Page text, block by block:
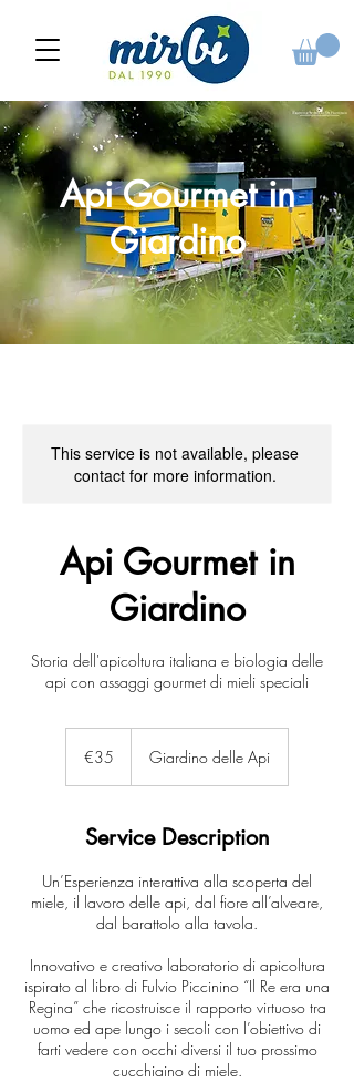
Api Gourmet in
Giardino
This service is not available, please
contact for more information.
Api Gourmet in
Giardino
Storia dell'apicoltura italiana e biologia delle
api con assaggi gourmet di mieli speciali
€35 Giardino delle Api
Service Description
Un’Esperienza interattiva alla scoperta del
miele, il lavoro delle api, dal fiore all’alveare,
dal barattolo alla tavola.
Innovativo e creativo laboratorio di apicoltura
ispirato al libro di Fulvio Piccinino “Il Re era una
Regina” che ricostruisce il rapporto virtuoso tra
uomo ed ape lungo i secoli con l’obiettivo di
farti vedere con occhi diversi il tuo prossimo
cucchiaino di miele.